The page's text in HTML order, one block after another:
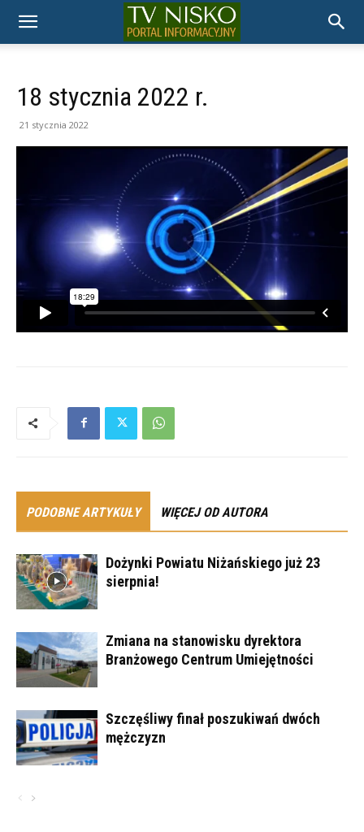
TELEWIZJA
NISKO
18 stycznia 2022 r.
21 stycznia 2022
PODOBNE ARTYKUŁY WIĘCEJ OD AUTORA
Dożynki Powiatu Niżańskiego już 23
sierpnia!
Zmiana na stanowisku dyrektora
Branżowego Centrum Umiejętności
Szczęśliwy finał poszukiwań dwóch
mężczyzn